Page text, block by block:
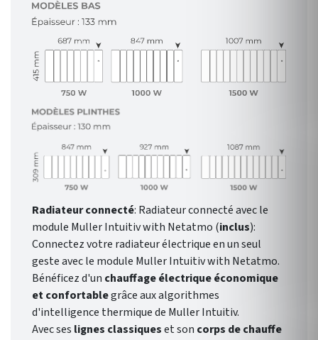
Radiateur connecté: Radiateur connecté avec le
module Muller Intuitiv with Netatmo (inclus):
Connectez votre radiateur électrique en un seul
geste avec le module Muller Intuitiv with Netatmo.
Bénéficez d'un chauffage électrique économique
et confortablegrâce aux algorithmes
d'intelligence thermique de Muller Intuitiv.
Avec ses lignes classiqueset son corps de chauffe